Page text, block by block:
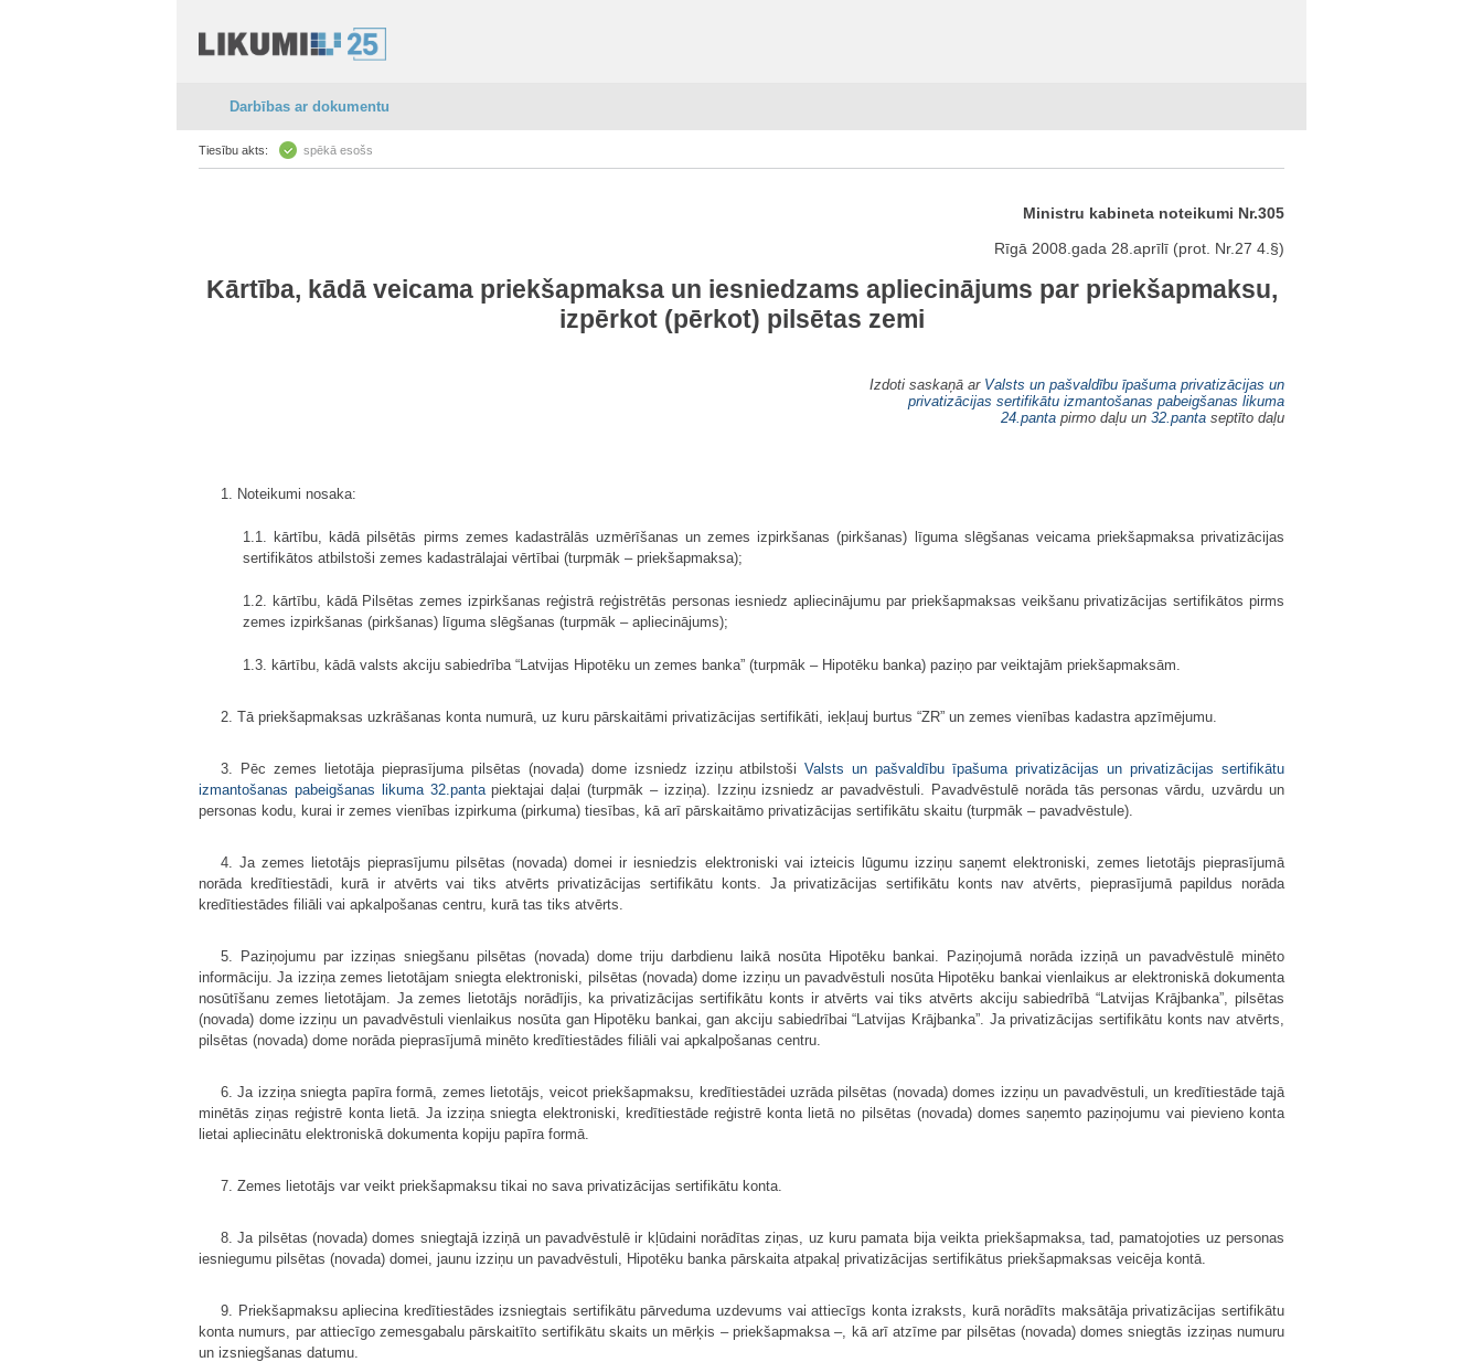
Darbības ar dokumentu
Tiesību akts: spēkā esošs
Ministru kabineta noteikumi Nr.305
Rīgā 2008.gada 28.aprīlī (prot. Nr.27 4.§)
Kārtība, kādā veicama priekšapmaksa un iesniedzams apliecinājums par priekšapmaksu,
izpērkot (pērkot) pilsētas zemi
Izdoti saskaņā ar Valsts un pašvaldību īpašuma privatizācijas un
privatizācijas sertifikātu izmantošanas pabeigšanas likuma
24.panta pirmo daļu un 32.panta septīto daļu
1. Noteikumi nosaka:
1.1. kārtību, kādā pilsētās pirms zemes kadastrālās uzmērīšanas un zemes izpirkšanas (pirkšanas) līguma slēgšanas veicama priekšapmaksa privatizācijas
sertifikātos atbilstoši zemes kadastrālajai vērtībai (turpmāk – priekšapmaksa);
1.2. kārtību, kādā Pilsētas zemes izpirkšanas reģistrā reģistrētās personas iesniedz apliecinājumu par priekšapmaksas veikšanu privatizācijas sertifikātos pirms
zemes izpirkšanas (pirkšanas) līguma slēgšanas (turpmāk – apliecinā­jums);
1.3. kārtību, kādā valsts akciju sabiedrība “Latvijas Hipotēku un zemes banka” (turpmāk – Hipotēku banka) paziņo par veiktajām priekšapmaksām.
2. Tā priekšapmaksas uzkrāšanas konta numurā, uz kuru pārskaitāmi privatizācijas sertifikāti, iekļauj burtus “ZR” un zemes vienības kadastra apzīmējumu.
3. Pēc zemes lietotāja pieprasījuma pilsētas (novada) dome izsniedz izziņu atbilstošiValsts un pašvaldību īpašuma privatizācijas un privatizācijas sertifikātu
izmantošanas pabeigšanas likuma 32.pantapiektajai daļai (turpmāk – izziņa). Izziņu izsniedz ar pavadvēstuli. Pavadvēstulē norāda tās personas vārdu, uzvārdu un
personas kodu, kurai ir zemes vienības izpirkuma (pirkuma) tiesības, kā arī pārskaitāmo privatizācijas sertifikātu skaitu (turpmāk – pavadvēstule).
4. Ja zemes lietotājs pieprasījumu pilsētas (novada) domei ir iesniedzis elektroniski vai izteicis lūgumu izziņu saņemt elektroniski, zemes lietotājs pieprasījumā
norāda kredītiestādi, kurā ir atvērts vai tiks atvērts privatizācijas sertifikātu konts. Ja privatizācijas sertifikātu konts nav atvērts, pieprasījumā papildus norāda
kredītiestādes filiāli vai apkalpošanas centru, kurā tas tiks atvērts.
5. Paziņojumu par izziņas sniegšanu pilsētas (novada) dome triju darbdienu laikā nosūta Hipotēku bankai. Paziņojumā norāda izziņā un pavadvēstulē minēto
informāciju. Ja izziņa zemes lietotājam sniegta elektro­niski, pilsētas (novada) dome izziņu un pavadvēstuli nosūta Hipotēku bankai vienlaikus ar elektroniskā dokumenta
nosūtīšanu zemes lietotājam. Ja zemes lietotājs norādījis, ka privatizācijas sertifikātu konts ir atvērts vai tiks atvērts akciju sabiedrībā “Latvijas Krājbanka”, pilsētas
(novada) dome izziņu un pavadvēstuli vienlaikus nosūta gan Hipotēku bankai, gan akciju sabiedrībai “Latvijas Krājbanka”. Ja privatizācijas sertifikātu konts nav atvērts,
pilsētas (novada) dome norāda pieprasījumā minēto kredītiestādes filiāli vai apkalpošanas centru.
6. Ja izziņa sniegta papīra formā, zemes lietotājs, veicot priekšapmaksu, kredītie­stādei uzrāda pilsētas (novada) domes izziņu un pavadvēstuli, un kredītiestāde tajā
minētās ziņas reģistrē konta lietā. Ja izziņa sniegta elektroniski, kredītiestāde reģistrē konta lietā no pilsētas (novada) domes saņemto paziņojumu vai pievieno konta
lietai apliecinātu elektroniskā dokumenta kopiju papīra formā.
7. Zemes lietotājs var veikt priekšapmaksu tikai no sava privatizācijas sertifikātu konta.
8. Ja pilsētas (novada) domes sniegtajā izziņā un pavadvēstulē ir kļūdaini norādītas ziņas, uz kuru pamata bija veikta priekšapmaksa, tad, pamatojoties uz personas
iesniegumu pilsētas (novada) domei, jaunu izziņu un pavadvēstuli, Hipotēku banka pārskaita atpakaļ privatizācijas sertifikātus priekšapmaksas veicēja kontā.
9. Priekšapmaksu apliecina kredītiestādes izsniegtais sertifikātu pārvedu­ma uzdevums vai attiecīgs konta izraksts, kurā norādīts maksātāja privatizācijas sertifikātu
konta numurs, par attiecīgo zemesgabalu pārskaitīto sertifikātu skaits un mērķis – priekšapmaksa –, kā arī atzīme par pilsētas (novada) domes sniegtās izziņas numuru
un izsniegšanas datumu.